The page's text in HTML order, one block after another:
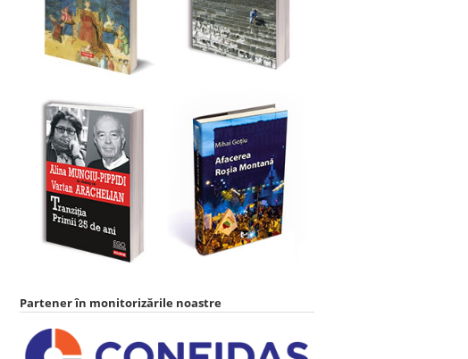
Partener în monitorizările noastre